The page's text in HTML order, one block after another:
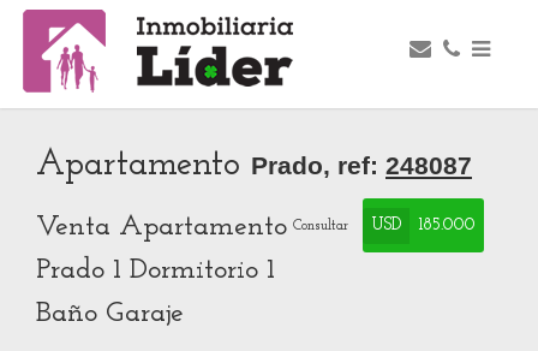
Apartamento Prado, ref: 248087
Consultar USD 185.000
Venta Apartamento
Prado 1 Dormitorio 1
Baño Garaje